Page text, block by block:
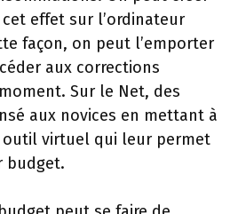
effet sur l’ordinateur
façon, on peut l’emporter
aux corrections
Sur le Net, des
aux novices en mettant à
virtuel qui leur permet
budget.